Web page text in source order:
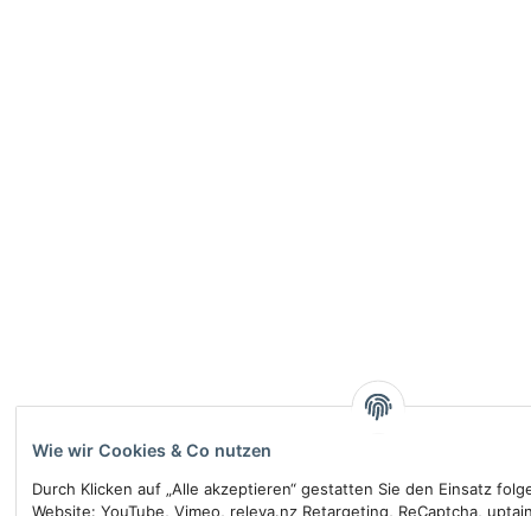
Wie wir Cookies & Co nutzen
Durch Klicken auf „Alle akzeptieren“ gestatten Sie den Einsatz
Website: YouTube, Vimeo, releva.nz Retargeting, ReCaptcha,